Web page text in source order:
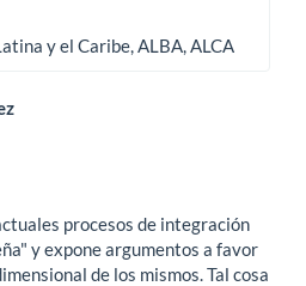
y el Caribe, ALBA, ALCA
procesos de integración
y expone argumentos a favor
de los mismos. Tal cosa